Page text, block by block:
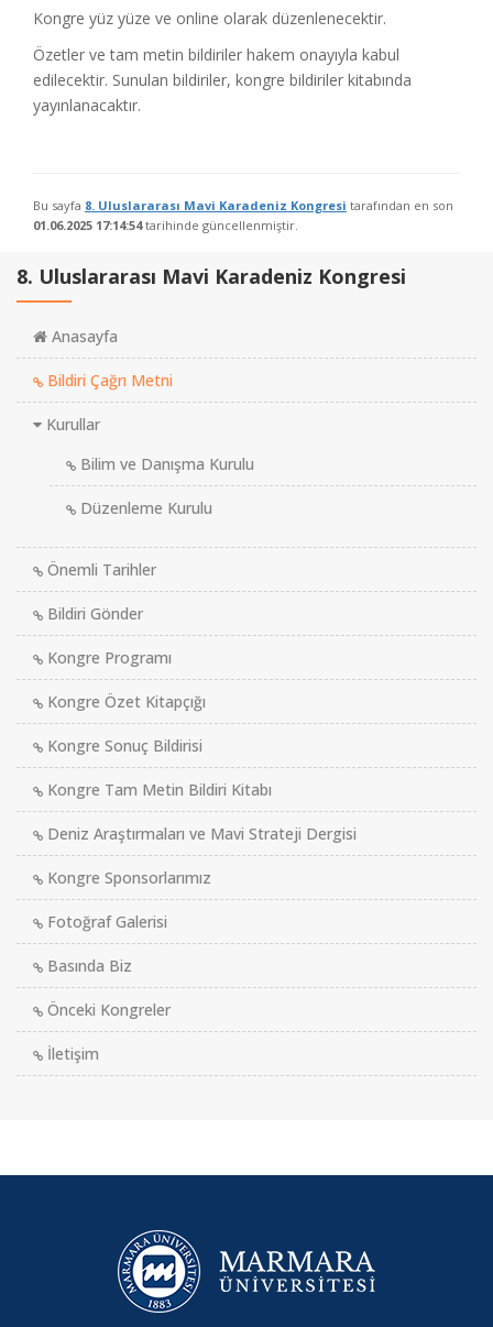
Kongre yüz yüze ve online olarak düzenlenecektir.
Özetler ve tam metin bildiriler hakem onayıyla kabul
edilecektir. Sunulan bildiriler, kongre bildiriler kitabında
yayınlanacaktır.
Bu sayfa 8. Uluslararası Mavi Karadeniz Kongresi tarafından en son
01.06.2025 17:14:54tarihinde güncellenmiştir.
8. Uluslararası Mavi Karadeniz Kongresi
Anasayfa
Bildiri Çağrı Metni
Kurullar
Bilim ve Danışma Kurulu
Düzenleme Kurulu
Önemli Tarihler
Bildiri Gönder
Kongre Programı
Kongre Özet Kitapçığı
Kongre Sonuç Bildirisi
Kongre Tam Metin Bildiri Kitabı
Deniz Araştırmaları ve Mavi Strateji Dergisi
Kongre Sponsorlarımız
Fotoğraf Galerisi
Basında Biz
Önceki Kongreler
İletişim